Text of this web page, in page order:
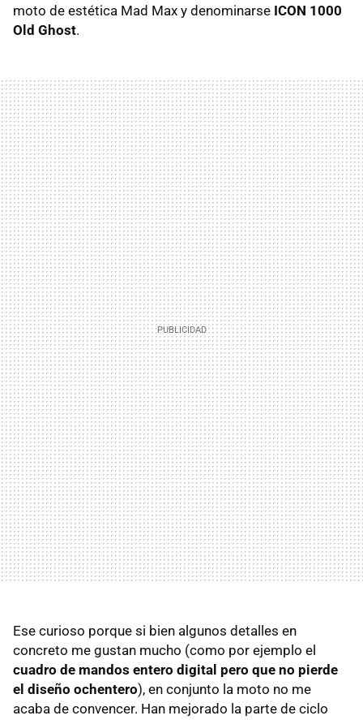
moto de estética Mad Max y denominarse ICON 1000
Old Ghost.
Ese curioso porque si bien algunos detalles en
concreto me gustan mucho (como por ejemplo el
cuadro de mandos entero digital pero que no pierde
el diseño ochentero), en conjunto la moto no me
acaba de convencer. Han mejorado la parte de ciclo